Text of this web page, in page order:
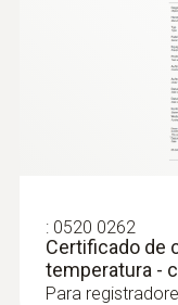
: 0520 0262
Certificado de
temperatura -
Para